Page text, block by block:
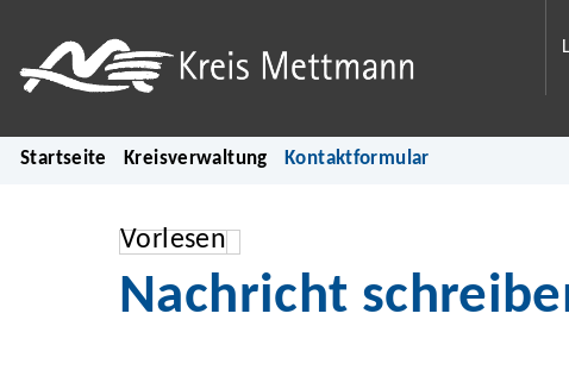
Startseite Kreisverwaltung Kontaktformular
Vorlesen
Nachricht